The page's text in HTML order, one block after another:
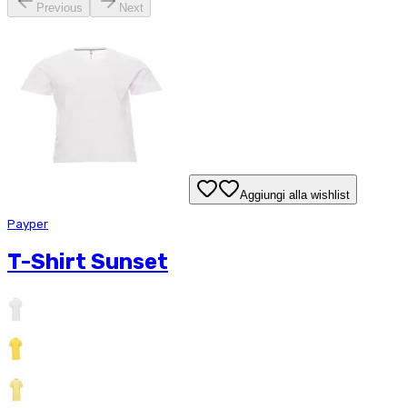
Previous Next
Aggiungi alla wishlist
Payper
T-Shirt Sunset